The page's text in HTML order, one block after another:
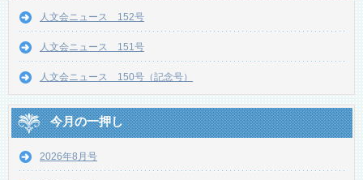
人文会ニュース 152号
人文会ニュース 151号
人文会ニュース 150号（記念号）
今月の一押し
2026年8月号